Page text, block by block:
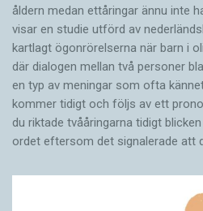
åldern medan ettåringar ännu inte
visar en studie utförd av
kartlagt ögonrörelserna när barn i
där dialogen mellan två personer
en typ av meningar som ofta
kommer tidigt och följs av ett
du riktade tvååringarna tidigt
ordet eftersom det ­signalerade att